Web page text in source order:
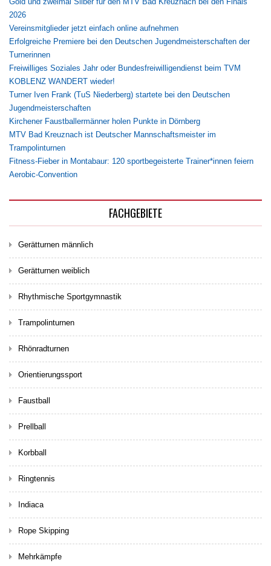
2026
Vereinsmitglieder jetzt einfach online aufnehmen
Erfolgreiche Premiere bei den Deutschen Jugendmeisterschaften der
Turnerinnen
Freiwilliges Soziales Jahr oder Bundesfreiwilligendienst beim TVM
KOBLENZ WANDERT wieder!
Turner Iven Frank (TuS Niederberg) startete bei den Deutschen
Jugendmeisterschaften
Kirchener Faustballermänner holen Punkte in Dörnberg
MTV Bad Kreuznach ist Deutscher Mannschaftsmeister im
Trampolinturnen
Fitness-Fieber in Montabaur: 120 sportbegeisterte Trainer*innen feiern
Aerobic-Convention
FACHGEBIETE
Gerätturnen männlich
Gerätturnen weiblich
Rhythmische Sportgymnastik
Trampolinturnen
Rhönradturnen
Orientierungssport
Faustball
Prellball
Korbball
Ringtennis
Indiaca
Rope Skipping
Mehrkämpfe